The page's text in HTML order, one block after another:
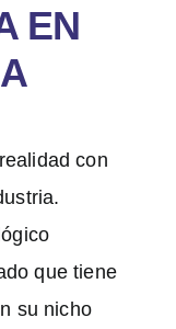
EN
con
que tiene
su nicho